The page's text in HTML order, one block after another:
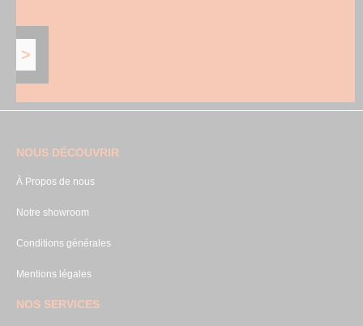
NOUS DÉCOUVRIR
À Propos de nous
Notre showroom
Conditions générales
Mentions légales
NOS SERVICES